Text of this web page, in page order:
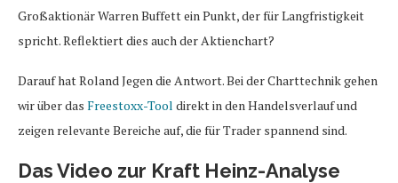
Großaktionär Warren Buffett ein Punkt, der für Langfristigkeit
spricht. Reflektiert dies auch der Aktienchart?
Darauf hat Roland Jegen die Antwort. Bei der Charttechnik gehen
wir über das Freestoxx-Tool direkt in den Handelsverlauf und
zeigen relevante Bereiche auf, die für Trader spannend sind.
Das Video zur Kraft Heinz-Analyse